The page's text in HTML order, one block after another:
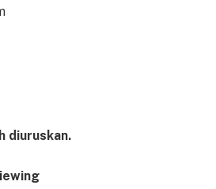
diuruskan.